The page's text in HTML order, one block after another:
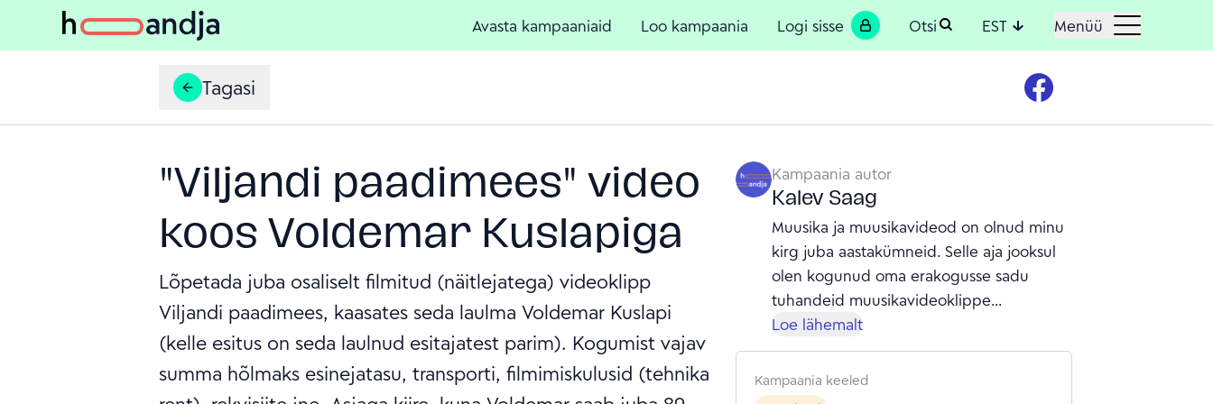
Avasta kampaaniaid Loo kampaania Logi sisse Otsi EST Menüü
Tagasi
"Viljandi paadimees" video
koos Voldemar Kuslapiga
Lõpetada juba osaliselt filmitud (näitlejatega) videoklipp
Viljandi paadimees, kaasates seda laulma Voldemar Kuslapi
(kelle esitus on seda laulnud esitajatest parim). Kogumist vajav
summa hõlmaks esinejatasu, transporti, filmimiskulusid (tehnika
Kampaania autor
Kalev Saag
Muusika ja muusikavideod on olnud minu
kirg juba aastakümneid. Selle aja jooksul
olen kogunud oma erakogusse sadu
tuhandeid muusikavideoklippe
erinevatest ajastutest ja maailma eri
paikadest – alates haruldastest leidudest
kuni tuntud klassikuteni. Lisaks
kogumisele olen aastaid hobi korras
Loe lähemalt
Kampaania keeled